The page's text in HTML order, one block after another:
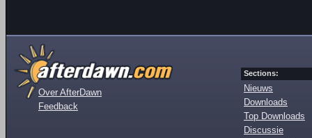
Over AfterDawn
Feedback
Sections:
Nieuws
Downloads
Top Downloads
Discussie